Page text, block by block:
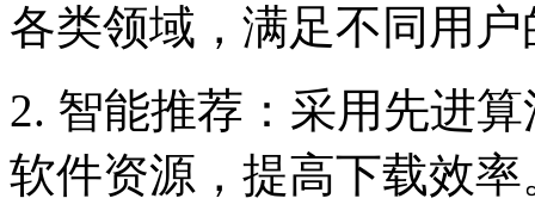
各类领域，满足不同用
2. 智能推荐：采用先进
软件资源，提高下载效率